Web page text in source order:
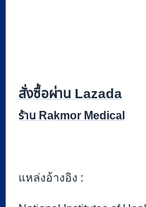
สั่งซื้อผ่าน Lazada
ร้าน Rakmor Medical
แหล่งอ้างอิง :